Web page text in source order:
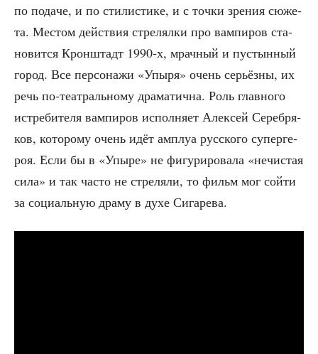
по пода­че, и по сти­ли­сти­ке, и с точ­ки зре­ния сюже­
та. Местом дей­ствия стре­лял­ки про вам­пи­ров ста­
но­вит­ся Крон­штадт 1990‑х, мрач­ный и пустын­ный
город. Все пер­со­на­жи «Упы­ря» очень серьёз­ны, их
речь по-теат­раль­но­му дра­ма­тич­на. Роль глав­но­го
истре­би­те­ля вам­пи­ров испол­ня­ет Алек­сей Сереб­ря­
ков, кото­ро­му очень идёт амплуа рус­ско­го супер­ге­
роя. Если бы в «Упы­ре» не фигу­ри­ро­ва­ла «нечи­стая
сила» и так часто не стре­ля­ли, то фильм мог сой­ти
за соци­аль­ную дра­му в духе Сигарева.